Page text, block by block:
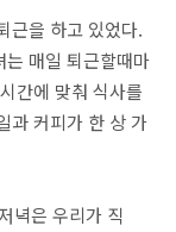
근을 하고 있었다.
는 매일 퇴근할때마
간에 맞춰 식사를
과 커피가 한 상 가
녁은 우리가 직